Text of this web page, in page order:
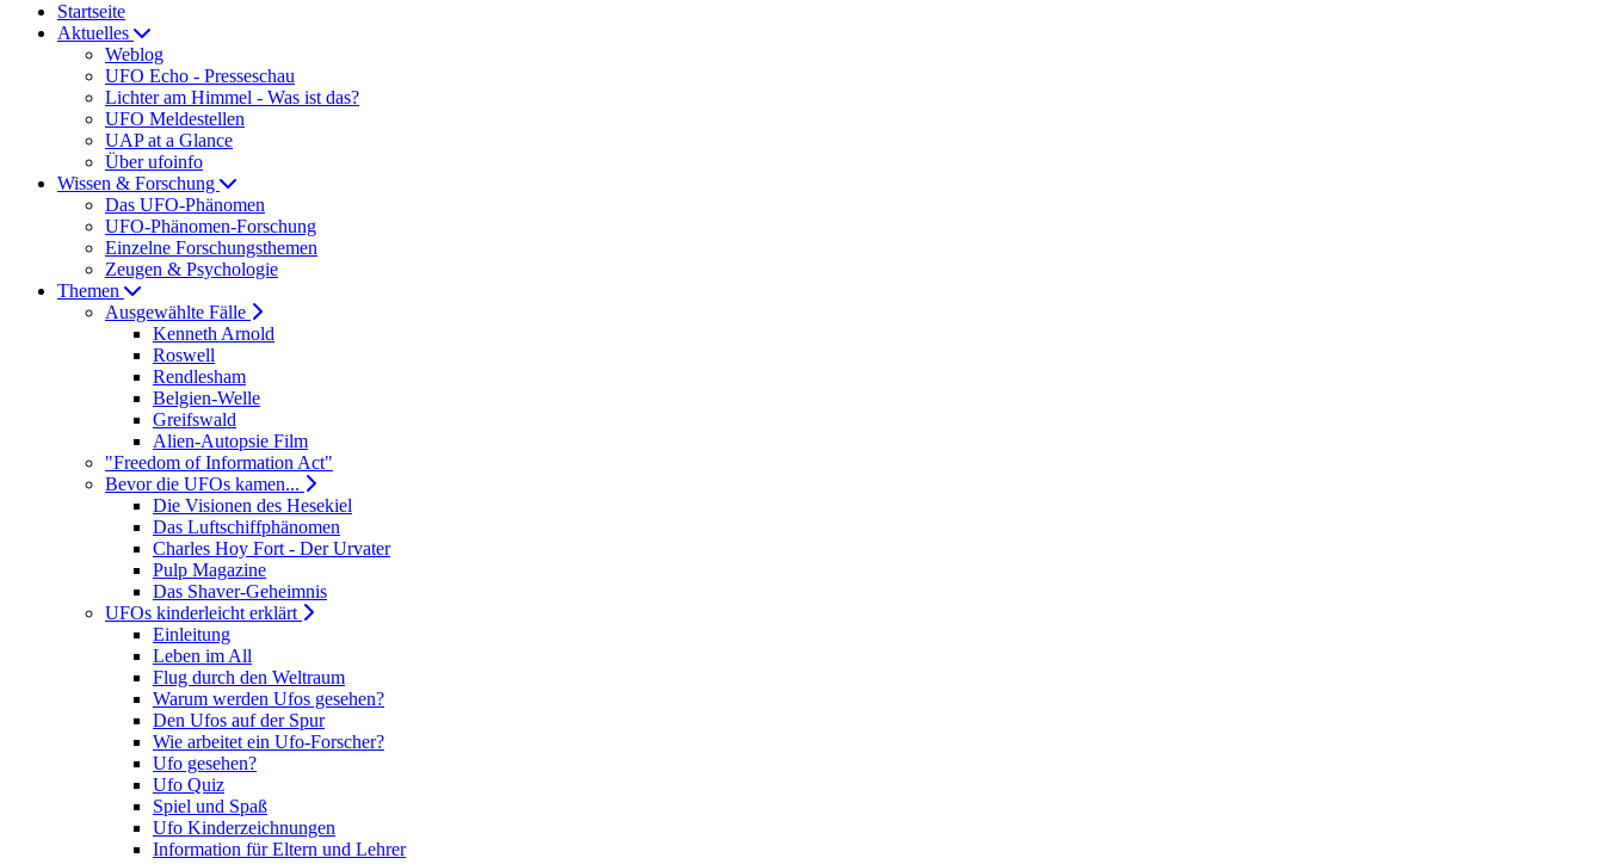
Startseite
Aktuelles
Weblog
UFO Echo - Presseschau
Lichter am Himmel - Was ist das?
UFO Meldestellen
UAP at a Glance
Über ufoinfo
Wissen & Forschung
Das UFO-Phänomen
UFO-Phänomen-Forschung
Einzelne Forschungsthemen
Zeugen & Psychologie
Themen
Ausgewählte Fälle
Kenneth Arnold
Roswell
Rendlesham
Belgien-Welle
Greifswald
Alien-Autopsie Film
"Freedom of Information Act"
Bevor die UFOs kamen...
Die Visionen des Hesekiel
Das Luftschiffphänomen
Charles Hoy Fort - Der Urvater
Pulp Magazine
Das Shaver-Geheimnis
UFOs kinderleicht erklärt
Einleitung
Leben im All
Flug durch den Weltraum
Warum werden Ufos gesehen?
Den Ufos auf der Spur
Wie arbeitet ein Ufo-Forscher?
Ufo gesehen?
Ufo Quiz
Spiel und Spaß
Ufo Kinderzeichnungen
Information für Eltern und Lehrer